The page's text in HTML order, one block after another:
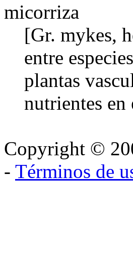
micorriza
[Gr. mykes,
entre
plantas
nutrientes en
Copyright ©
- Términos de